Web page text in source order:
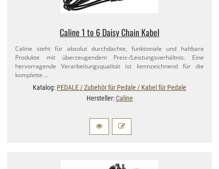
Caline 1 to 6 Daisy Chain Kabel
Caline steht für absolut durchdachte, funktionale und haltbare
Produkte mit überzeugendem Preis-​/Leistungsverhältnis. Eine
hervorragende Verarbeitungsqualität ist kennzeichnend für die
komplette …
Katalog: PEDALE / Zubehör für Pedale / Kabel für Pedale
Hersteller:Caline